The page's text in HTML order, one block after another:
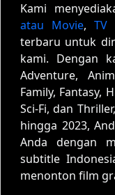
Kami
atau Movie, TV
terbaru untuk
kami. Dengan
Adventure,
Family, Fantasy,
Sci-Fi, dan
hingga 2023,
Anda dengan
subtitle
menonton film